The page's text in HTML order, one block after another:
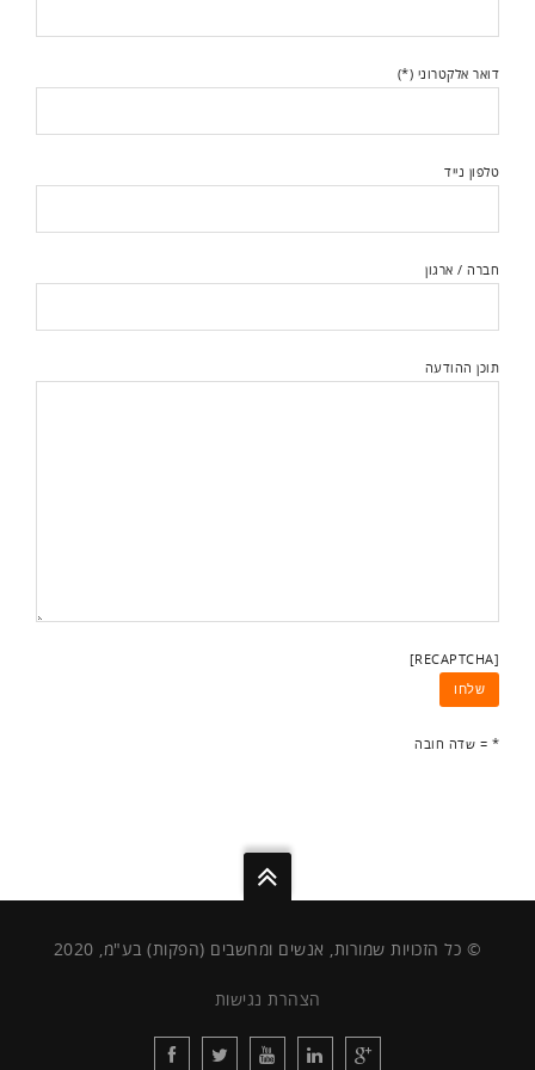
דואר אלקטרוני (*)
טלפון נייד
חברה / ארגון
תוכן ההודעה
[RECAPTCHA]
* = שדה חובה
© כל הזכויות שמורות, אנשים ומחשבים (הפקות) בע"מ, 2020
הצהרת נגישות